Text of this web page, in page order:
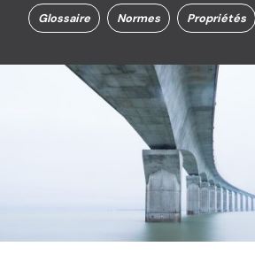
Glossaire Normes Propriétés